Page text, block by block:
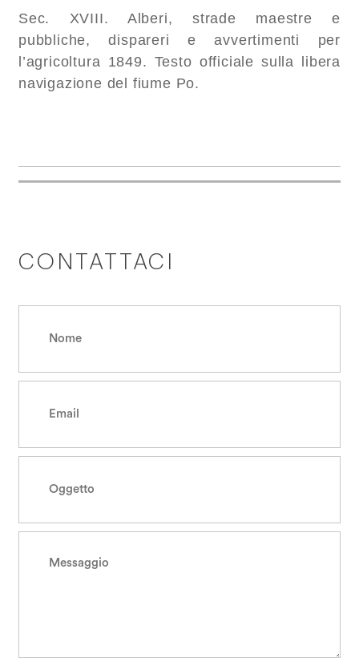
Sec. XVIII. Alberi, strade maestre e
pubbliche, dispareri e avvertimenti per
l’agricoltura 1849. Testo officiale sulla libera
navigazione del fiume Po.
CONTATTACI